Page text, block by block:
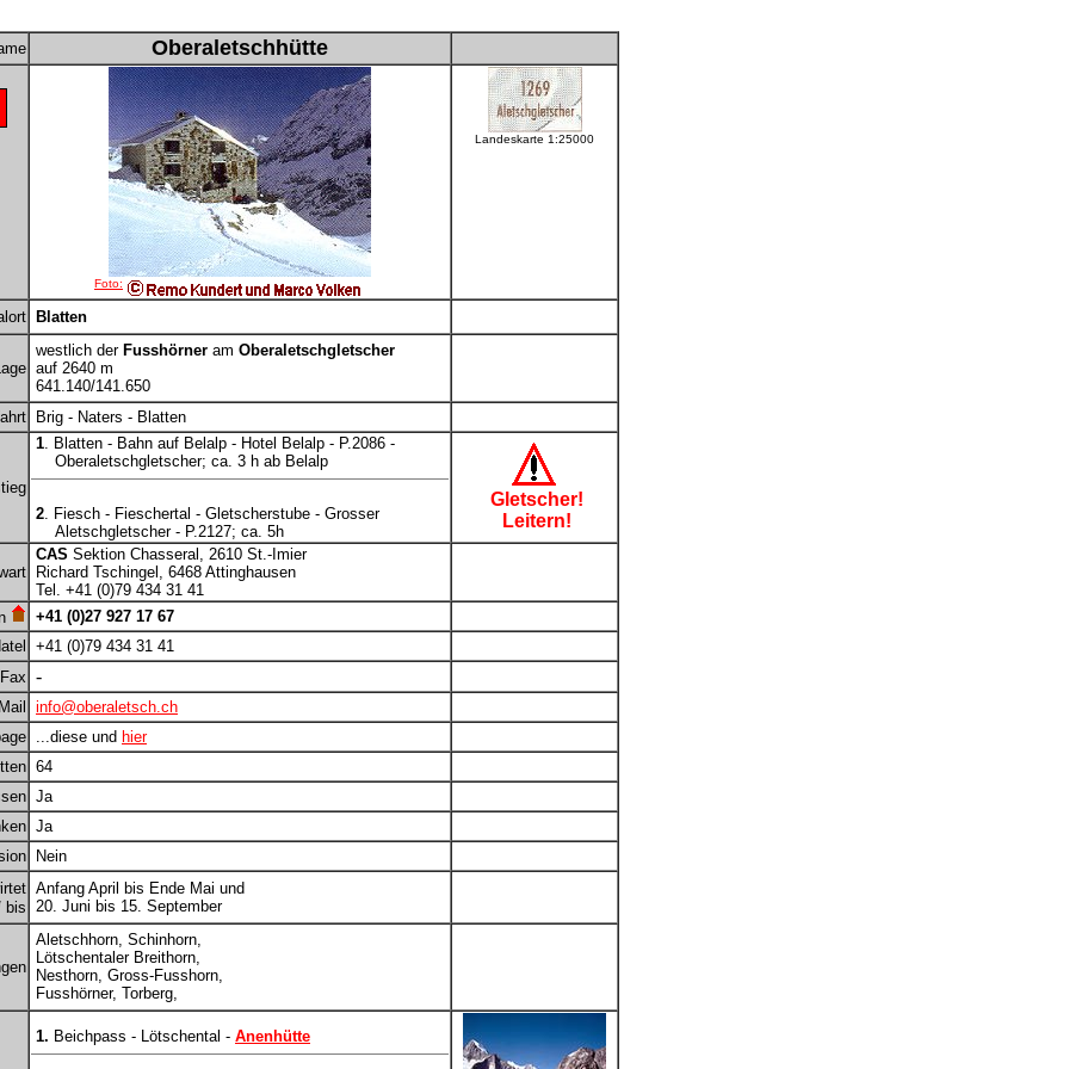
Oberaletschhütte
Foto:
Landeskarte 1:25000
Blatten
westlich der Fusshörner am Oberaletschgletscher
auf 2640 m
641.140/141.650
Brig - Naters - Blatten
1. Blatten - Bahn auf Belalp - Hotel Belalp - P.2086 -
Oberaletschgletscher; ca. 3 h ab Belalp
2. Fiesch - Fieschertal - Gletscherstube - Grosser
Aletschgletscher - P.2127; ca. 5h
Gletscher!
Leitern!
CAS Sektion Chasseral, 2610 St.-Imier
Richard Tschingel, 6468 Attinghausen
Tel. +41 (0)79 434 31 41
+41 (0)27 927 17 67
+41 (0)79 434 31 41
Fax -
info@oberaletsch.ch
...diese und hier
64
Ja
Ja
Nein
bis
Anfang April bis Ende Mai und
20. Juni bis 15. September
Aletschhorn, Schinhorn,
Lötschentaler Breithorn,
Nesthorn, Gross-Fusshorn,
Fusshörner, Torberg,
1. Beichpass - Lötschental - Anenhütte